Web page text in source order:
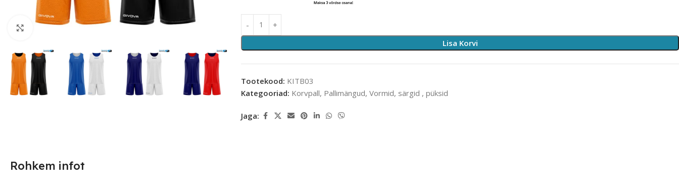
Suurendamiseks klõpsake
Lisa Korvi
Tootekood: KITB03
Kategooriad: Korvpall, Pallimängud, Vormid, särgid , püksid
Jaga:
Rohkem infot